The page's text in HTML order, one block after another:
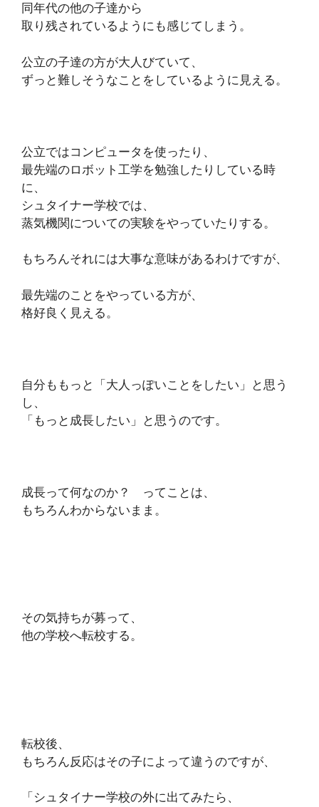
同年代の他の子達から
取り残されているようにも感じてしまう。
公立の子達の方が大人びていて、
ずっと難しそうなことをしているように見える。
公立ではコンピュータを使ったり、
最先端のロボット工学を勉強したりしている時
に、
シュタイナー学校では、
蒸気機関についての実験をやっていたりする。
もちろんそれには大事な意味があるわけですが、
最先端のことをやっている方が、
格好良く見える。
自分ももっと「大人っぽいことをしたい」と思う
し、
「もっと成長したい」と思うのです。
成長って何なのか？ ってことは、
もちろんわからないまま。
その気持ちが募って、
他の学校へ転校する。
転校後、
もちろん反応はその子によって違うのですが、
「シュタイナー学校の外に出てみたら、